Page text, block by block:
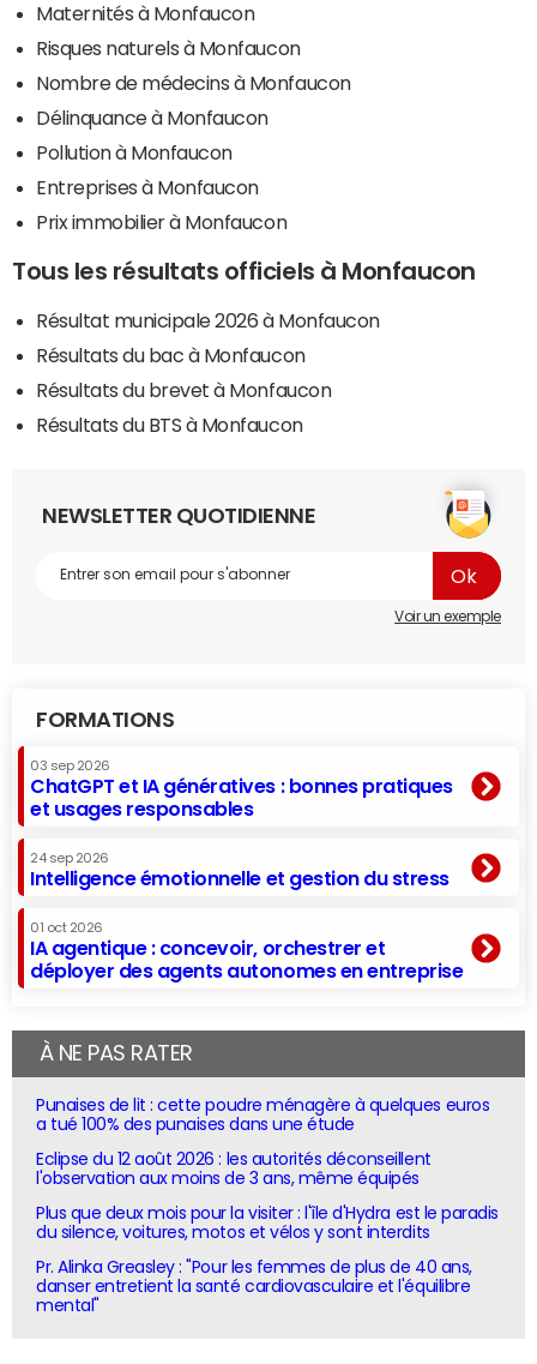
Maternités à Monfaucon
Risques naturels à Monfaucon
Nombre de médecins à Monfaucon
Délinquance à Monfaucon
Pollution à Monfaucon
Entreprises à Monfaucon
Prix immobilier à Monfaucon
Tous les résultats officiels à Monfaucon
Résultat municipale 2026 à Monfaucon
Résultats du bac à Monfaucon
Résultats du brevet à Monfaucon
Résultats du BTS à Monfaucon
NEWSLETTER QUOTIDIENNE
Voir un exemple
FORMATIONS
03 sep 2026
ChatGPT et IA génératives : bonnes pratiques
et usages responsables
24 sep 2026
Intelligence émotionnelle et gestion du stress
01 oct 2026
IA agentique : concevoir, orchestrer et
déployer des agents autonomes en entreprise
À NE PAS RATER
Punaises de lit : cette poudre ménagère à quelques euros
a tué 100% des punaises dans une étude
Eclipse du 12 août 2026 : les autorités déconseillent
l'observation aux moins de 3 ans, même équipés
Plus que deux mois pour la visiter : l'île d'Hydra est le paradis
du silence, voitures, motos et vélos y sont interdits
Pr. Alinka Greasley : "Pour les femmes de plus de 40 ans,
danser entretient la santé cardiovasculaire et l'équilibre
mental"